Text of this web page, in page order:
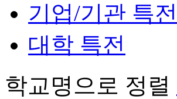
기업/기관 특전
대학 특전
학교명으로 정렬